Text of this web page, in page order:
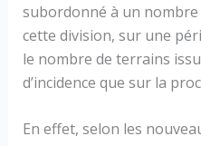
subordonné à un
cette division, sur une
le nombre de terrains
d’incidence que sur la
En effet, selon les